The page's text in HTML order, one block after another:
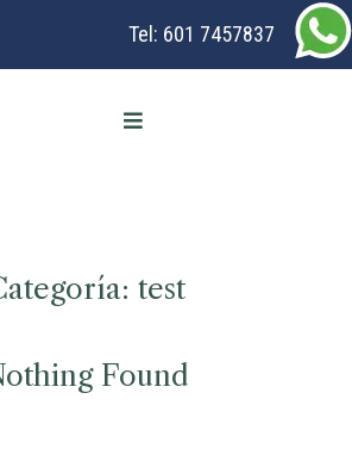
Tel: 601 7457837
test
Found